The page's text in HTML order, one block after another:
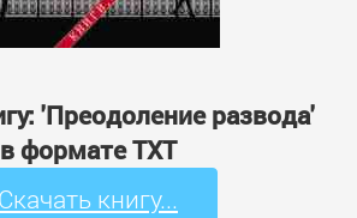
'Преодоление развода'
в формате TXT
Скачать книгу...